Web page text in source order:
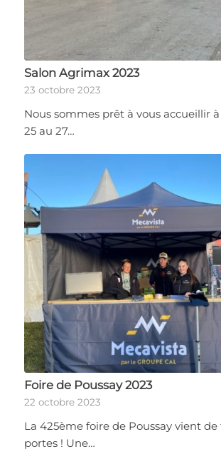
Salon Agrimax 2023
23 octobre 2023
Nous sommes prêt à vous accueillir
25 au 27…
Foire de Poussay 2023
22 octobre 2023
La 425ème foire de Poussay vient de
portes ! Une…